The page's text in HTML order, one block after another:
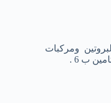
ومركبات
ب 6 .